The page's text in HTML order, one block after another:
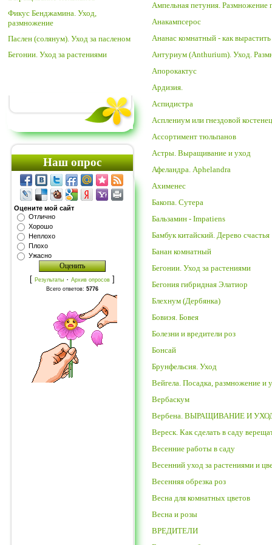
Фикус Бенджамина. Уход,
размножение
Паслен (солянум). Уход за пасленом
Бегонии. Уход за растениями
Наш опрос
Оцените мой сайт
Отлично
Хорошо
Неплохо
Плохо
Ужасно
[ Результаты· Архив опросов]
Всего ответов: 5776
Ампельная петуния. Размножение
Анакампсерос
Ананас комнатный - как вырастить
Антуриум (Anthurium). Уход.
Апорокактус
Ардизия.
Аспидистра
Асплениум или гнездовой костенец
Ассортимент тюльпанов
Астры. Выращивание и уход
Афеландра. Aphelandra
Ахименес
Бакопа. Сутера
Бальзамин - Impatiens
Бамбук китайский. Дерево счастья
Банан комнатный
Бегонии. Уход за растениями
Бегония гибридная Элатиор
Блехнум (Дербянка)
Бовиэя. Бовея
Болезни и вредители роз
Бонсай
Брунфельсия. Уход
Вейгела. Посадка, размножение и
Вербаскум
Вербена. ВЫРАЩИВАНИЕ И
Вереск. Как сделать в саду
Весенние работы в саду
Весенний уход за растениями и
Весенняя обрезка роз
Весна для комнатных цветов
Весна и розы
ВРЕДИТЕЛИ